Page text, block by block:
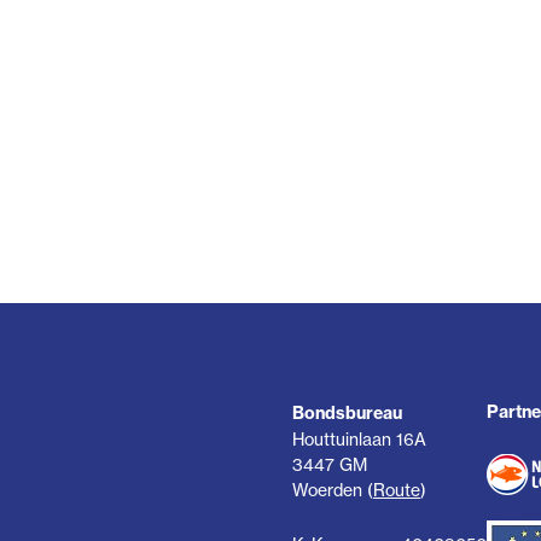
Bondsbureau
Houttuinlaan 16A
3447 GM
Woerden (Route)